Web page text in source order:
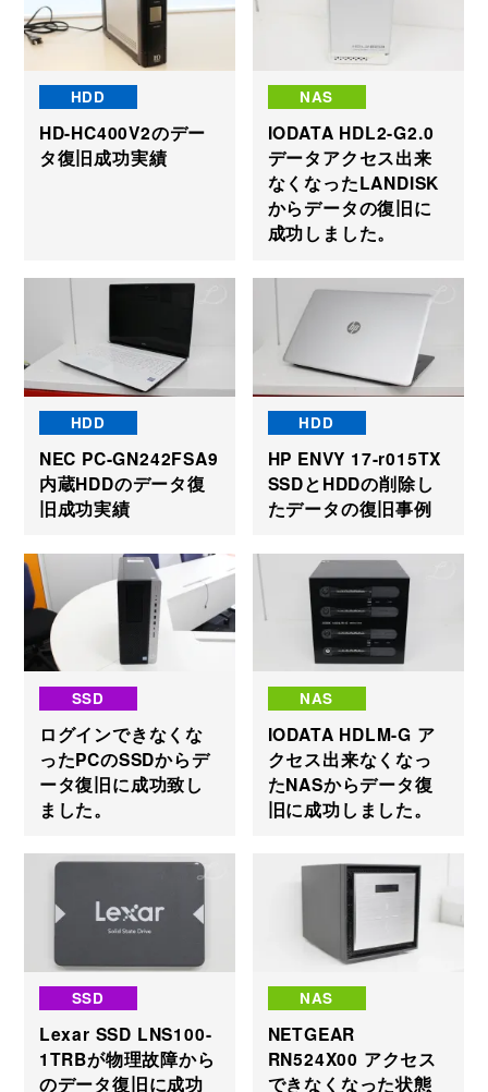
HDD
HD-HC400V2のデー
タ復旧成功実績
NAS
IODATA HDL2-G2.0
データアクセス出来
なくなったLANDISK
からデータの復旧に
成功しました。
HDD
NEC PC-GN242FSA9
内蔵HDDのデータ復
旧成功実績
HDD
HP ENVY 17-r015TX
SSDとHDDの削除し
たデータの復旧事例
SSD
ログインできなくな
ったPCのSSDからデ
ータ復旧に成功致し
ました。
NAS
IODATA HDLM-G ア
クセス出来なくなっ
たNASからデータ復
旧に成功しました。
SSD
Lexar SSD LNS100-
1TRBが物理故障から
のデータ復旧に成功
NAS
NETGEAR
RN524X00 アクセス
できなくなった状態